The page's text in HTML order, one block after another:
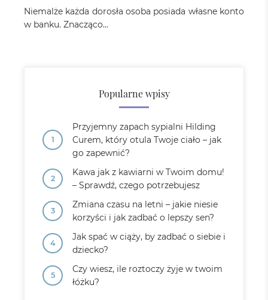
Niemalże każda dorosła osoba posiada własne konto
w banku. Znacząco…
Popularne wpisy
Przyjemny zapach sypialni Hilding
Curem, który otula Twoje ciało – jak
go zapewnić?
Kawa jak z kawiarni w Twoim domu!
– Sprawdź, czego potrzebujesz
Zmiana czasu na letni – jakie niesie
korzyści i jak zadbać o lepszy sen?
Jak spać w ciąży, by zadbać o siebie i
dziecko?
Czy wiesz, ile roztoczy żyje w twoim
łóżku?